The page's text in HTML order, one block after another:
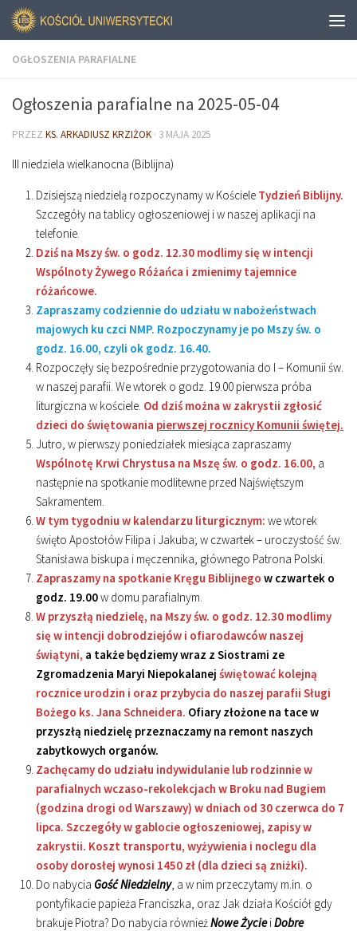
OGŁOSZENIA PARAFIALNE
Ogłoszenia parafialne na 2025-05-04
PRZEZ KS. ARKADIUSZ KRZIŻOK · 3 MAJA 2025
III niedziela wielkanocna (Biblijna)
Dzisiejszą niedzielą rozpoczynamy w Kościele Tydzień Biblijny.
Szczegóły na tablicy ogłoszeniowej i w naszej aplikacji na
telefonie.
Dziś na Mszy św. o godz. 12.30 modlimy się w intencji
Wspólnoty Żywego Różańca i zmienimy tajemnice
różańcowe.
Zapraszamy codziennie do udziału w nabożeństwach
majowych ku czci NMP. Rozpoczynamy je po Mszy św. o
godz. 16.00, czyli ok godz. 16.40.
Rozpoczęły się bezpośrednie przygotowania do I – Komunii św.
w naszej parafii. We wtorek o godz. 19.00 pierwsza próba
liturgiczna w kościele. Od dziś można w zakrystii zgłosić
dzieci do świętowania pierwszej rocznicy Komunii świętej.
Jutro, w pierwszy poniedziałek miesiąca zapraszamy
Wspólnotę Krwi Chrystusa na Mszę św. o godz. 16.00, a
następnie na spotkanie modlitewne przed Najświętszym
Sakramentem.
W tym tygodniu w kalendarzu liturgicznym: we wtorek
święto Apostołów Filipa i Jakuba; w czwartek – uroczystość św.
Stanisława biskupa i męczennika, głównego Patrona Polski.
Zapraszamy na spotkanie Kręgu Biblijnego w czwartek o
godz. 19.00w domu parafialnym.
W przyszłą niedzielę, na Mszy św. o godz. 12.30 modlimy
się w intencji dobrodziejów i ofiarodawców naszej
świątyni, a także będziemy wraz z Siostrami ze
Zgromadzenia Maryi Niepokalanej świętować kolejną
rocznice urodzin i oraz przybycia do naszej parafii Sługi
Bożego ks. Jana Schneidera. Ofiary złożone na tace w
przyszłą niedzielę przeznaczamy na remont naszych
zabytkowych organów.
Zachęcamy do udziału indywidulanie lub rodzinnie w
parafialnych wczaso-rekolekcjach w Broku nad Bugiem
(godzina drogi od Warszawy) w dniach od 30 czerwca do 7
lipca. Szczegóły w gablocie ogłoszeniowej, zapisy w
zakrystii. Koszt transportu, wyżywienia i noclegu dla
osoby dorosłej wynosi 1450 zł (dla dzieci są zniżki).
Do nabycia Gość Niedzielny, a w nim przeczytamy m.in. o
pontyfikacie papieża Franciszka, oraz Jak działa Kościół gdy
brakuje Piotra? Do nabycia równieżNowe ŻycieiDobre